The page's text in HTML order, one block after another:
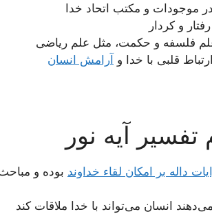
موجودات و مکتب اتحاد خدا
و کردار
علم فلسفه و حکمت، مثل علم ریاضی
قلبی با خدا و آرامش انسان
آیه نور
داله بر امكان لقاء خداوند بوده و
انسان می‌تواند با خدا ملاقات کند